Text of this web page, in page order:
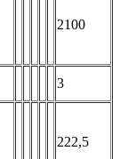
2100
3
222,5